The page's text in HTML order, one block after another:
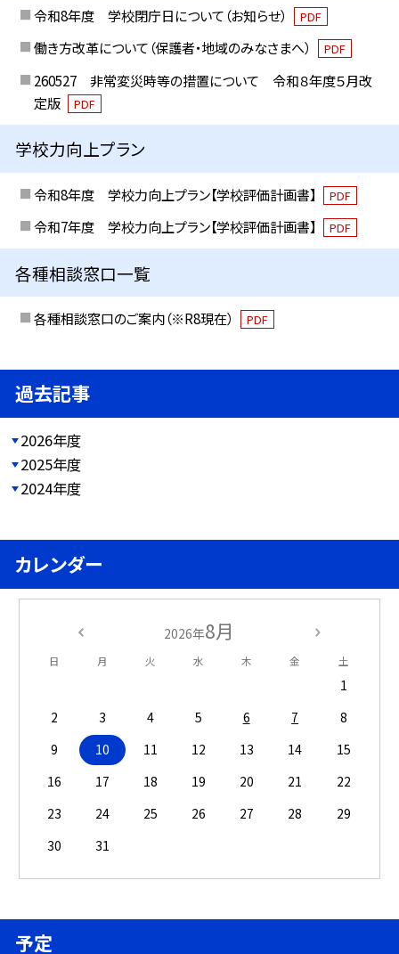
令和8年度 学校閉庁日について（お知らせ） PDF
働き方改革について（保護者・地域のみなさまへ） PDF
260527 非常変災時等の措置について 令和８年度５月改
定版
PDF
学校力向上プラン
令和8年度 学校力向上プラン【学校評価計画書】 PDF
令和7年度 学校力向上プラン【学校評価計画書】 PDF
各種相談窓口一覧
各種相談窓口のご案内（※R8現在） PDF
過去記事
2026年度
2025年度
2024年度
カレンダー
2026年8月
日 月 火 水 木 金 土
1
2
3 4 5 6 7
8
9
10 11 12 13 14
15
16
17 18 19 20 21
22
23
24 25 26 27 28
29
30
31
予定